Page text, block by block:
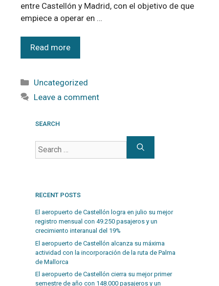
entre Castellón y Madrid, con el objetivo de que
empiece a operar en …
Read more
Uncategorized
Leave a comment
SEARCH
RECENT POSTS
El aeropuerto de Castellón logra en julio su mejor
registro mensual con 49.250 pasajeros y un
crecimiento interanual del 19%
El aeropuerto de Castellón alcanza su máxima
actividad con la incorporación de la ruta de Palma
de Mallorca
El aeropuerto de Castellón cierra su mejor primer
semestre de año con 148.000 pasajeros y un